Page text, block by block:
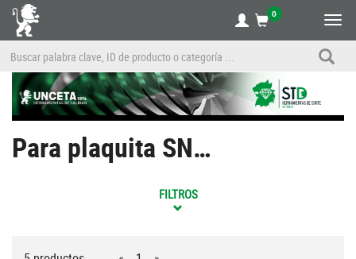
0
Para plaquita SN…
FILTROS